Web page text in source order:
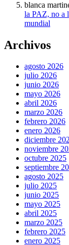
blanca
la PAZ, no a
mundial
Archivos
agosto 2026
julio 2026
junio 2026
mayo 2026
abril 2026
marzo 2026
febrero 2026
enero 2026
diciembre
noviembre
octubre 2025
septiembre
agosto 2025
julio 2025
junio 2025
mayo 2025
abril 2025
marzo 2025
febrero 2025
enero 2025